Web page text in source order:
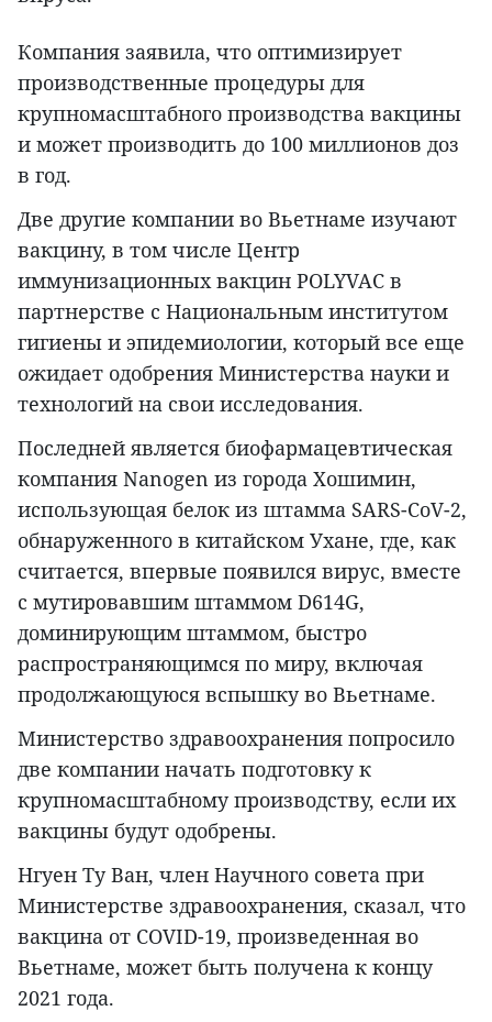
Компания заявила, что оптимизирует
производственные процедуры для
крупномасштабного производства вакцины
и может производить до 100 миллионов доз
в год.
Две другие компании во Вьетнаме изучают
вакцину, в том числе Центр
иммунизационных вакцин POLYVAC в
партнерстве с Национальным институтом
гигиены и эпидемиологии, который все еще
ожидает одобрения Министерства науки и
технологий на свои исследования.
Последней является биофармацевтическая
компания Nanogen из города Хошимин,
использующая белок из штамма SARS-CoV-2,
обнаруженного в китайском Ухане, где, как
считается, впервые появился вирус, вместе
с мутировавшим штаммом D614G,
доминирующим штаммом, быстро
распространяющимся по миру, включая
продолжающуюся вспышку во Вьетнаме.
Министерство здравоохранения попросило
две компании начать подготовку к
крупномасштабному производству, если их
вакцины будут одобрены.
Нгуен Ту Ван, член Научного совета при
Министерстве здравоохранения, сказал, что
вакцина от COVID-19, произведенная во
Вьетнаме, может быть получена к концу
2021 года.